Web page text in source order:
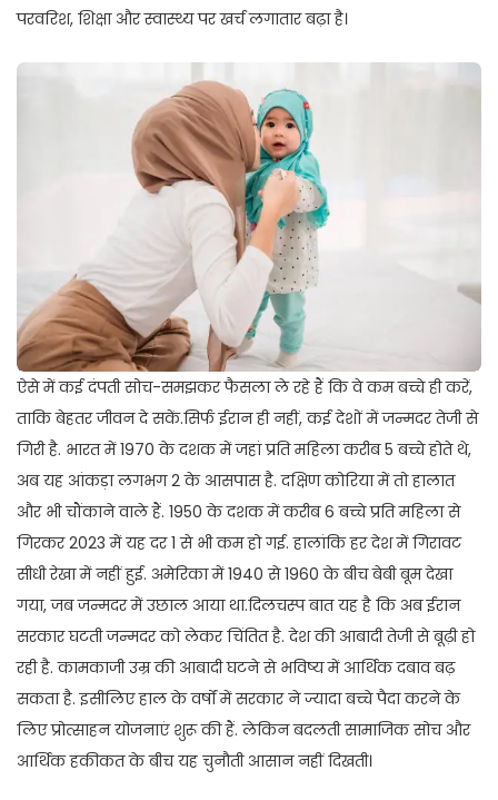
परवरिश, शिक्षा और स्वास्थ्य पर खर्च लगातार बढ़ा है।
ऐसे में कई दंपती सोच-समझकर फैसला ले रहे हैं कि वे कम बच्चे ही करें,
ताकि बेहतर जीवन दे सकें.सिर्फ ईरान ही नहीं, कई देशों में जन्मदर तेजी से
गिरी है. भारत में 1970 के दशक में जहां प्रति महिला करीब 5 बच्चे होते थे,
अब यह आंकड़ा लगभग 2 के आसपास है. दक्षिण कोरिया में तो हालात
और भी चौंकाने वाले हैं. 1950 के दशक में करीब 6 बच्चे प्रति महिला से
गिरकर 2023 में यह दर 1 से भी कम हो गई. हालांकि हर देश में गिरावट
सीधी रेखा में नहीं हुई. अमेरिका में 1940 से 1960 के बीच बेबी बूम देखा
गया, जब जन्मदर में उछाल आया था.दिलचस्प बात यह है कि अब ईरान
सरकार घटती जन्मदर को लेकर चिंतित है. देश की आबादी तेजी से बूढ़ी हो
रही है. कामकाजी उम्र की आबादी घटने से भविष्य में आर्थिक दबाव बढ़
सकता है. इसीलिए हाल के वर्षों में सरकार ने ज्यादा बच्चे पैदा करने के
लिए प्रोत्साहन योजनाएं शुरू की हैं. लेकिन बदलती सामाजिक सोच और
आर्थिक हकीकत के बीच यह चुनौती आसान नहीं दिखती।